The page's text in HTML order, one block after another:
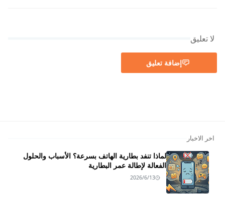
لا تعليق
إضافة تعليق
اخر الاخبار
لماذا تنفد بطارية الهاتف بسرعة؟ الأسباب والحلول
الفعالة لإطالة عمر البطارية
2026/6/13